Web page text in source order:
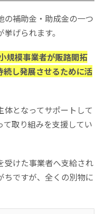
の補助金・助成金の一つ
げられます。
規模事業者が販路開拓
し発展させるために活
となってサポートして
取り組みを支援してい
受けた事業者へ支給され
ちですが、全くの別物に